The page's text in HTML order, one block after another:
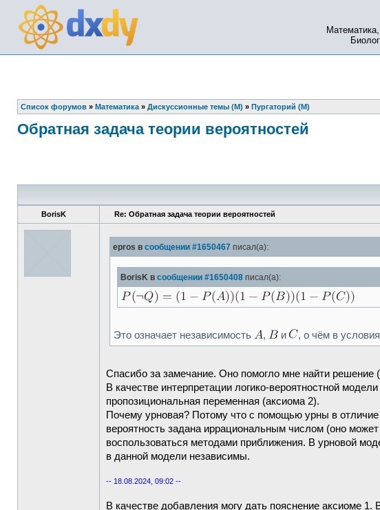
Список форумов » Математика » Дискуссионные темы (М) » Пургаторий (М)
Обратная задача теории вероятностей
BorisK Re: Обратная задача теории вероятностей
epros в сообщении #1650467 писал(а):
BorisK в сообщении #1650408 писал(а):
Это означает независимость , и , о чём в
Спасибо за замечание. Оно помогло мне найти
В качестве интерпретации логико-вероятностной
пропозициональная переменная (аксиома 2).
Почему урновая? Потому что с помощью урны в
вероятность задана иррациональным числом (оно
воспользоваться методами приближения. В урновой
в данной модели независимы.
-- 18.08.2024, 09:02 --
В качестве добавления могу дать пояснение аксиоме